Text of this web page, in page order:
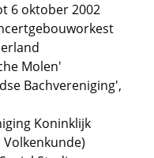
6 oktober 2002
Molen'
Bachvereniging',
Koninklijk